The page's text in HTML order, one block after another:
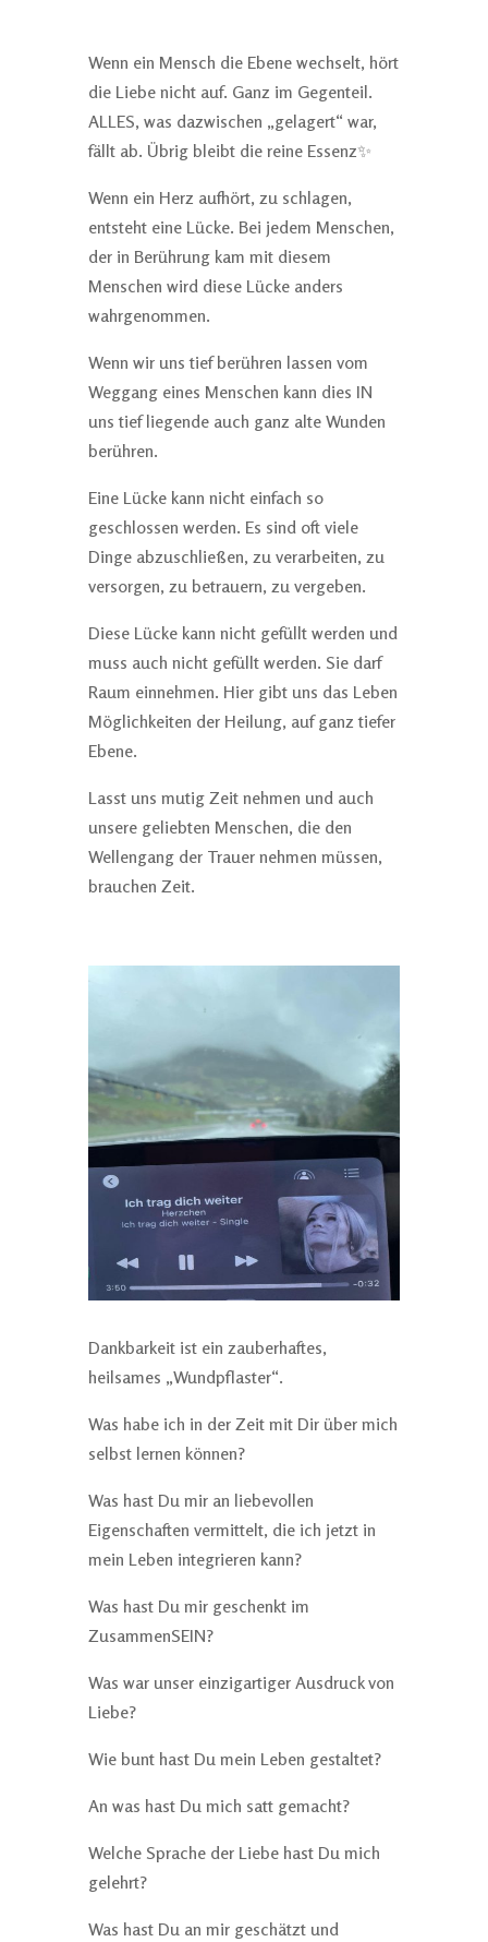
Wenn ein Mensch die Ebene wechselt, hört
die Liebe nicht auf. Ganz im Gegenteil.
ALLES, was dazwischen „gelagert“ war,
fällt ab. Übrig bleibt die reine Essenz✨
Wenn ein Herz aufhört, zu schlagen,
entsteht eine Lücke. Bei jedem Menschen,
der in Berührung kam mit diesem
Menschen wird diese Lücke anders
wahrgenommen.
Wenn wir uns tief berühren lassen vom
Weggang eines Menschen kann dies IN
uns tief liegende auch ganz alte Wunden
berühren.
Eine Lücke kann nicht einfach so
geschlossen werden. Es sind oft viele
Dinge abzuschließen, zu verarbeiten, zu
versorgen, zu betrauern, zu vergeben.
Diese Lücke kann nicht gefüllt werden und
muss auch nicht gefüllt werden. Sie darf
Raum einnehmen. Hier gibt uns das Leben
Möglichkeiten der Heilung, auf ganz tiefer
Ebene.
Lasst uns mutig Zeit nehmen und auch
unsere geliebten Menschen, die den
Wellengang der Trauer nehmen müssen,
brauchen Zeit.
Dankbarkeit ist ein zauberhaftes,
heilsames „Wundpflaster“.
Was habe ich in der Zeit mit Dir über mich
selbst lernen können?
Was hast Du mir an liebevollen
Eigenschaften vermittelt, die ich jetzt in
mein Leben integrieren kann?
Was hast Du mir geschenkt im
ZusammenSEIN?
Was war unser einzigartiger Ausdruck von
Liebe?
Wie bunt hast Du mein Leben gestaltet?
An was hast Du mich satt gemacht?
Welche Sprache der Liebe hast Du mich
gelehrt?
Was hast Du an mir geschätzt und